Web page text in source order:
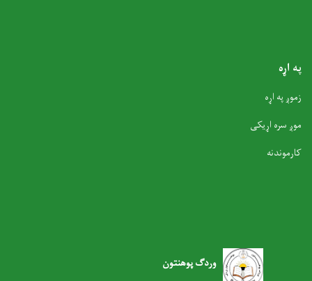
په اړه
زموږ په اړه
موږ سره اړیکی
کارموندنه
وردګ پوهنتون